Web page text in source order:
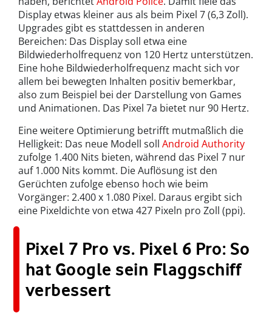
Display etwas kleiner aus als beim Pixel 7 (6,3 Zoll).
Upgrades gibt es stattdessen in anderen
Bereichen: Das Display soll etwa eine
Bildwiederholfrequenz von 120 Hertz unterstützen.
Eine hohe Bildwiederholfrequenz macht sich vor
allem bei bewegten Inhalten positiv bemerkbar,
also zum Beispiel bei der Darstellung von Games
und Animationen. Das Pixel 7a bietet nur 90 Hertz.
Eine weitere Optimierung betrifft mutmaßlich die
Helligkeit: Das neue Modell soll Android Authority
zufolge 1.400 Nits bieten, während das Pixel 7 nur
auf 1.000 Nits kommt. Die Auflösung ist den
Gerüchten zufolge ebenso hoch wie beim
Vorgänger: 2.400 x 1.080 Pixel. Daraus ergibt sich
eine Pixeldichte von etwa 427 Pixeln pro Zoll (ppi).
Pixel 7 Pro vs. Pixel 6 Pro: So
hat Google sein Flaggschiff
verbessert